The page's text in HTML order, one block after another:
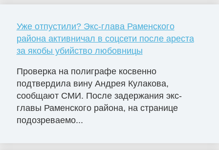
Уже отпустили? Экс-глава Раменского
района активничал в соцсети после ареста
за якобы убийство любовницы
Проверка на полиграфе косвенно
подтвердила вину Андрея Кулакова,
сообщают СМИ. После задержания экс-
главы Раменского района, на странице
подозреваемо...